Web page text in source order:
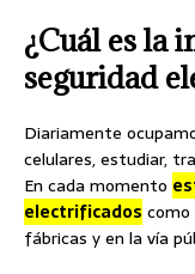
¿Cuál es la
seguridad
Diariamente
celulares, estudiar,
En cada momento
electrificados como
fábricas y en la vía